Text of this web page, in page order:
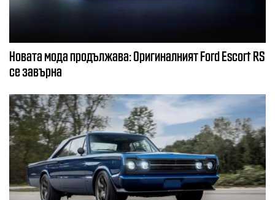
Новата мода продължава: Оригиналният Ford Escort RS
се завърна